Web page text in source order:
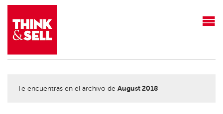
THINK&SELL
Te encuentras en el archivo de August 2018